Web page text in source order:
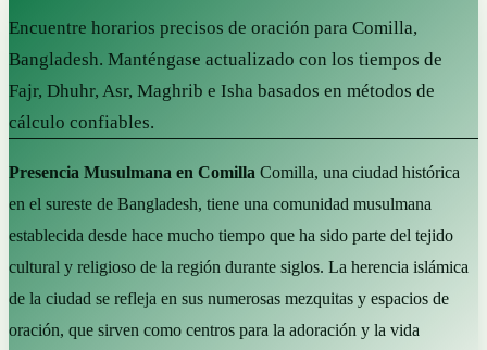
Encuentre horarios precisos de oración para Comilla,
Bangladesh. Manténgase actualizado con los tiempos de
Fajr, Dhuhr, Asr, Maghrib e Isha basados en métodos de
cálculo confiables.
Presencia Musulmana en Comilla Comilla, una ciudad histórica
en el sureste de Bangladesh, tiene una comunidad musulmana
establecida desde hace mucho tiempo que ha sido parte del tejido
cultural y religioso de la región durante siglos. La herencia islámica
de la ciudad se refleja en sus numerosas mezquitas y espacios de
oración, que sirven como centros para la adoración y la vida